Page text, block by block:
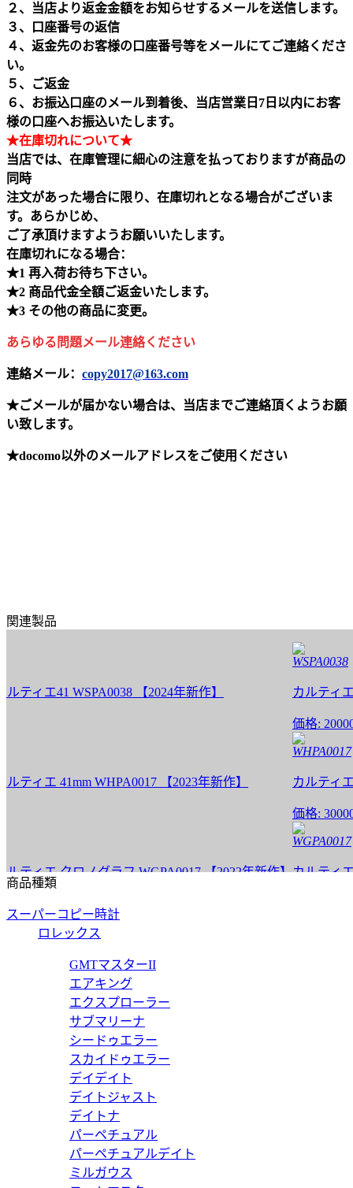
２、当店より返金金額をお知らせするメールを送信します。
３、口座番号の返信
４、返金先のお客様の口座番号等をメールにてご連絡くださ
い。
５、ご返金
６、お振込口座のメール到着後、当店営業日7日以内にお客
様の口座へお振込いたします。
★在庫切れについて★
当店では、在庫管理に細心の注意を払っておりますが商品の
同時
注文があった場合に限り、在庫切れとなる場合がございま
す。あらかじめ、
ご了承頂けますようお願いいたします。
在庫切れになる場合：
★1 再入荷お待ち下さい。
★2 商品代金全額ご返金いたします。
★3 その他の商品に変更。
あらゆる問題メール連絡ください
連絡メール： copy2017@163.com
★ごメールが届かない場合は、当店までご連絡頂くようお願
い致します。
★docomo以外のメールアドレスをご使用ください
関連製品
エ41 WSPA0038 【2024年新作】
エ 41mm WHPA0017 【2023年新作】
エ クロノグラフ WGPA0017 【2022年新作】
エ WJPA0018 【2022年新作】
エ WJPA0017 【2022年新作】
エ クロノグラフ WSPA0027 【2022年新作】
WSPA0038
カルティエ パ
価格:20000 円
WHPA0017
カルティエ パ
価格:30000 円
WGPA0017
カルティエ パ
商品種類
スーパーコピー時計
ロレックス
GMTマスターII
エアキング
エクスプローラー
サブマリーナ
シードゥエラー
スカイドゥエラー
デイデイト
デイトジャスト
デイトナ
パーペチュアル
パーペチュアルデイト
ミルガウス